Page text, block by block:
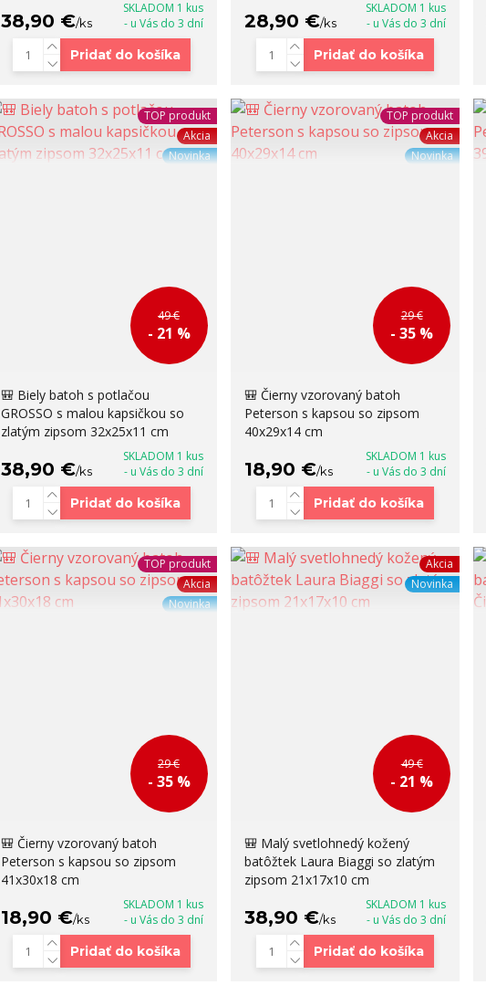
38,90 €/ks
SKLADOM 1 kus
- u Vás do 3 dní
Pridať do košíka
28,90 €/ks
SKLADOM 1 kus
- u Vás do 3 dní
Pridať do košíka
TOP produkt
Akcia
Novinka
49 €
- 21 %
🎒 Biely batoh s potlačou
GROSSO s malou kapsičkou so
zlatým zipsom 32x25x11 cm
38,90 €/ks
SKLADOM 1 kus
- u Vás do 3 dní
Pridať do košíka
TOP produkt
Akcia
Novinka
29 €
- 35 %
🎒 Čierny vzorovaný batoh
Peterson s kapsou so zipsom
40x29x14 cm
18,90 €/ks
SKLADOM 1 kus
- u Vás do 3 dní
Pridať do košíka
TOP produkt
Akcia
Novinka
29 €
- 35 %
🎒 Čierny vzorovaný batoh
Peterson s kapsou so zipsom
41x30x18 cm
18,90 €/ks
SKLADOM 1 kus
- u Vás do 3 dní
Pridať do košíka
Akcia
Novinka
49 €
- 21 %
🎒 Malý svetlohnedý kožený
batôžtek Laura Biaggi so zlatým
zipsom 21x17x10 cm
38,90 €/ks
SKLADOM 1 kus
- u Vás do 3 dní
Pridať do košíka